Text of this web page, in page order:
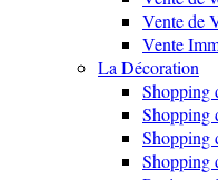
Vente de
Vente
La Décoration
Shopping
Shopping
Shopping
Shopping